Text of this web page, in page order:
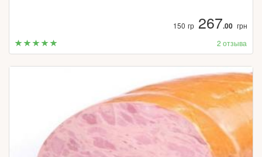
150 гр267.00 грн
2 отзыва